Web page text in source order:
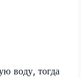
воду, тогда